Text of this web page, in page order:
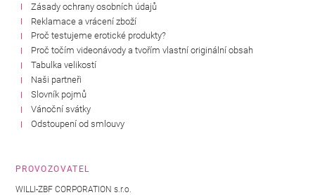
Zásady ochrany osobních údajů
Reklamace a vrácení zboží
Proč testujeme erotické produkty?
Proč točím videonávody a tvořím vlastní originální obsah
Tabulka velikostí
Naši partneři
Slovník pojmů
Vánoční svátky
Odstoupení od smlouvy
PROVOZOVATEL
WILLI-ZBF CORPORATION s.r.o.